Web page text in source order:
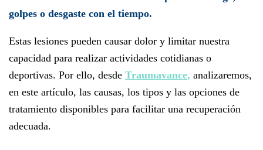
golpes o desgaste con el tiempo.
Estas lesiones pueden causar dolor y limitar nuestra
capacidad para realizar actividades cotidianas o
deportivas. Por ello, desde Traumavance, analizaremos,
en este artículo, las causas, los tipos y las opciones de
tratamiento disponibles para facilitar una recuperación
adecuada.